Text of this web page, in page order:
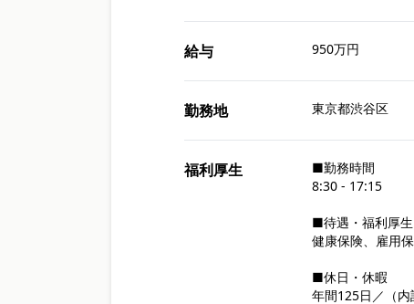
給与 950万円
勤務地 東京都渋谷区
福利厚生
■勤務時間
8:30 - 17:15
■待遇・福利厚生
健康保険、雇用
■休日・休暇
年間125日／（